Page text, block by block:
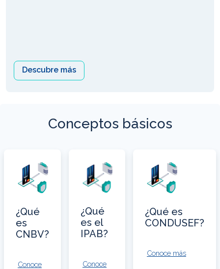
Descubre más
Conceptos básicos
¿Qué
es
CNBV?
Conoce
¿Qué
es el
IPAB?
Conoce
¿Qué es
CONDUSEF?
Conoce más